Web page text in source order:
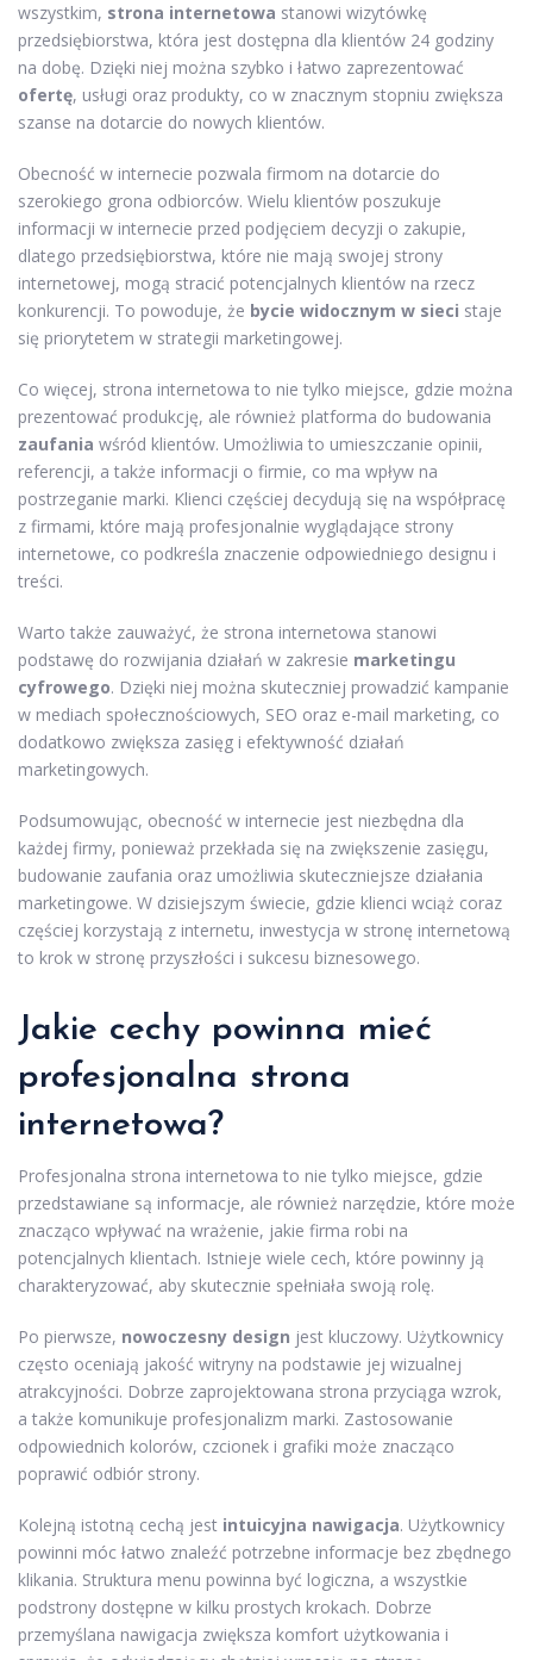
wszystkim, strona internetowa stanowi wizytówkę
przedsiębiorstwa, która jest dostępna dla klientów 24 godziny
na dobę. Dzięki niej można szybko i łatwo zaprezentować
ofertę, usługi oraz produkty, co w znacznym stopniu zwiększa
szanse na dotarcie do nowych klientów.
Obecność w internecie pozwala firmom na dotarcie do
szerokiego grona odbiorców. Wielu klientów poszukuje
informacji w internecie przed podjęciem decyzji o zakupie,
dlatego przedsiębiorstwa, które nie mają swojej strony
internetowej, mogą stracić potencjalnych klientów na rzecz
konkurencji. To powoduje, że bycie widocznym w sieci staje
się priorytetem w strategii marketingowej.
Co więcej, strona internetowa to nie tylko miejsce, gdzie można
prezentować produkcję, ale również platforma do budowania
zaufania wśród klientów. Umożliwia to umieszczanie opinii,
referencji, a także informacji o firmie, co ma wpływ na
postrzeganie marki. Klienci częściej decydują się na współpracę
z firmami, które mają profesjonalnie wyglądające strony
internetowe, co podkreśla znaczenie odpowiedniego designu i
treści.
Warto także zauważyć, że strona internetowa stanowi
podstawę do rozwijania działań w zakresie marketingu
cyfrowego. Dzięki niej można skuteczniej prowadzić kampanie
w mediach społecznościowych, SEO oraz e-mail marketing, co
dodatkowo zwiększa zasięg i efektywność działań
marketingowych.
Podsumowując, obecność w internecie jest niezbędna dla
każdej firmy, ponieważ przekłada się na zwiększenie zasięgu,
budowanie zaufania oraz umożliwia skuteczniejsze działania
marketingowe. W dzisiejszym świecie, gdzie klienci wciąż coraz
częściej korzystają z internetu, inwestycja w stronę internetową
to krok w stronę przyszłości i sukcesu biznesowego.
Jakie cechy powinna mieć
profesjonalna strona
internetowa?
Profesjonalna strona internetowa to nie tylko miejsce, gdzie
przedstawiane są informacje, ale również narzędzie, które może
znacząco wpływać na wrażenie, jakie firma robi na
potencjalnych klientach. Istnieje wiele cech, które powinny ją
charakteryzować, aby skutecznie spełniała swoją rolę.
Po pierwsze, nowoczesny design jest kluczowy. Użytkownicy
często oceniają jakość witryny na podstawie jej wizualnej
atrakcyjności. Dobrze zaprojektowana strona przyciąga wzrok,
a także komunikuje profesjonalizm marki. Zastosowanie
odpowiednich kolorów, czcionek i grafiki może znacząco
poprawić odbiór strony.
Kolejną istotną cechą jest intuicyjna nawigacja. Użytkownicy
powinni móc łatwo znaleźć potrzebne informacje bez zbędnego
klikania. Struktura menu powinna być logiczna, a wszystkie
podstrony dostępne w kilku prostych krokach. Dobrze
przemyślana nawigacja zwiększa komfort użytkowania i